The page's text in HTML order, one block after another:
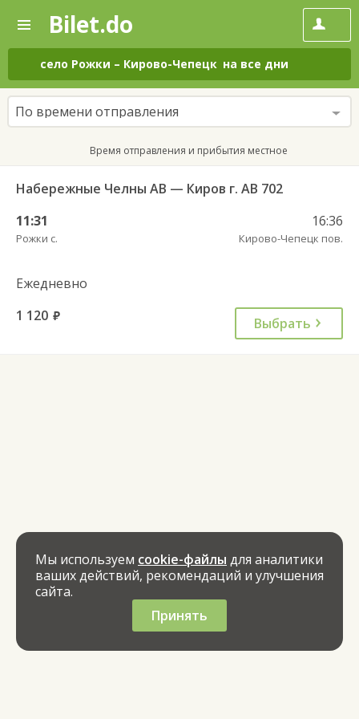
—
Поиск
и
покупка
билетов
на
автобус
онлайн
Bilet.do
село Рожки – Кирово-Чепецк на все дни
По времени отправления
Время отправления и прибытия местное
Набережные Челны АВ — Киров г. АВ 702
11:31
Рожки с.
16:36
Кирово-Чепецк пов.
Ежедневно
1 120 руб. Выбрать
Мы используем cookie-файлы для аналитики
ваших действий, рекомендаций и улучшения
сайта.
Принять